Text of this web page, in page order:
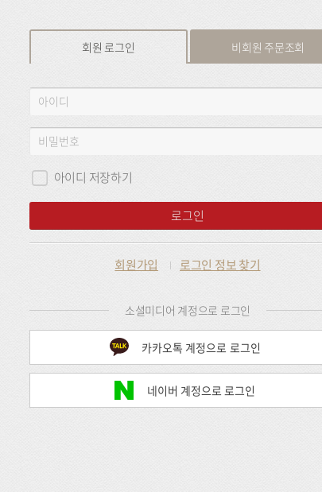
회원 로그인 비회원 주문조회
회
로
그
인
아
디비
번
호
아이디 저장하기
로그인
회원가입 로그인 정보 찾기
소셜미디어 계정으로 로그인
카카오톡 계정으로 로그인
네이버 계정으로 로그인